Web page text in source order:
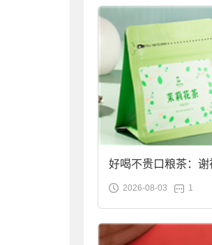
好喝不贵口粮茶：谢
袋装9.9元到手
2026-08-03 1